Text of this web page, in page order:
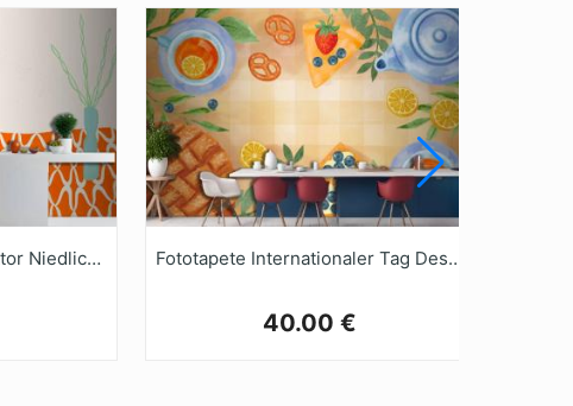
Küchentisch Tapete Vektor Niedlich Handgezeichnete Home Interior Tapetenwandbild Fototapete Internationaler Tag Des Tees In Aquarellfarben Für Die Küche
40.00 €